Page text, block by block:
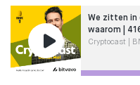
We zitten in
waarom |
Cryptocast |